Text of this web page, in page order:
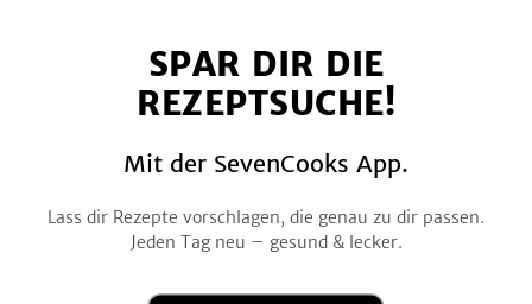
FacebookTwitterPinterestInstagramYouTube
SPAR DIR DIE
REZEPTSUCHE!
Mit der SevenCooks App.
Lass dir Rezepte vorschlagen, die genau zu dir passen.
Jeden Tag neu – gesund & lecker.